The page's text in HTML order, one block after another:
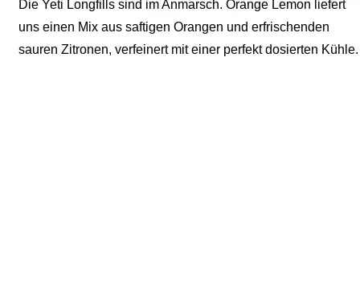
Die Yeti Longfills sind im Anmarsch. Orange Lemon liefert
uns einen Mix aus saftigen Orangen und erfrischenden
sauren Zitronen, verfeinert mit einer perfekt dosierten Kühle.